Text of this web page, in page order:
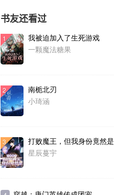
书友还看过
1
我被迫加入了生死游戏
一颗魔法糖果
2
南栀北刃
小琦涵
3
打败魔王，但我身份竟然是
星辰蔓宇